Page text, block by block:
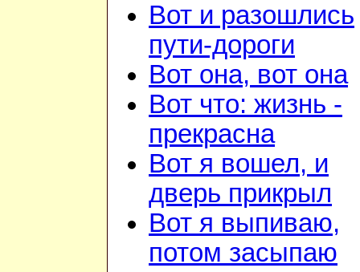
Вот и разошлись
пути-дороги
Вот она, вот она
Вот что: жизнь -
прекрасна
Вот я вошел, и
дверь прикрыл
Вот я выпиваю,
потом засыпаю